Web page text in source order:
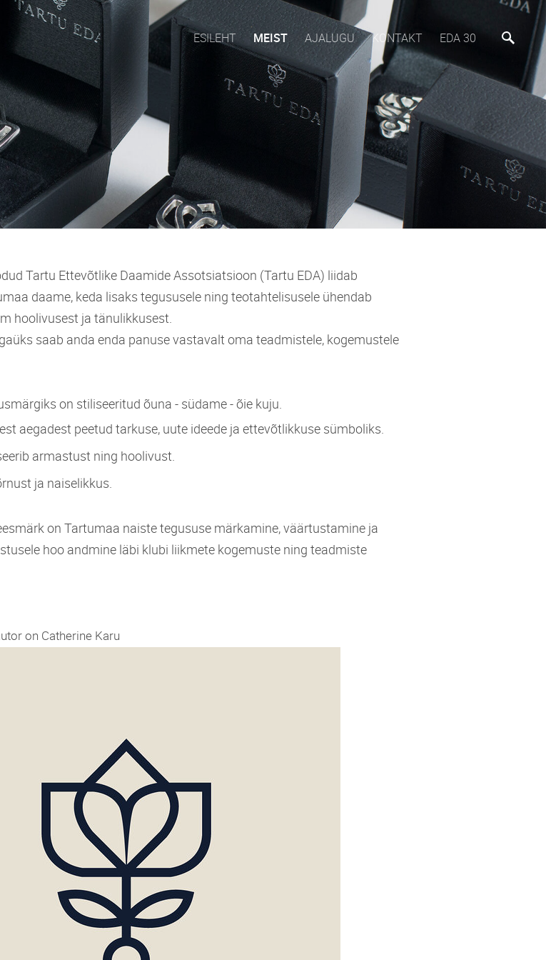
ESILEHT MEIST AJALUGU KONTAKT EDA 30
Tartu Ettevõtlike Daamide Assotsiatsioon (Tartu EDA) liidab
daame, keda lisaks tegususele ning teotahtelisusele ühendab
hoolivusest ja tänulikkusest.
saab anda enda panuse vastavalt oma teadmistele, kogemustele
on stiliseeritud õuna - südame - õie kuju.
aegadest peetud tarkuse, uute ideede ja ettevõtlikkuse sümboliks.
armastust ning hoolivust.
ja naiselikkus.
on Tartumaa naiste tegususe märkamine, väärtustamine ja
hoo andmine läbi klubi liikmete kogemuste ning teadmiste
on Catherine Karu